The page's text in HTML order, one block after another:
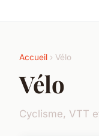
Accueil › Vélo
Vélo
Cyclisme, VTT